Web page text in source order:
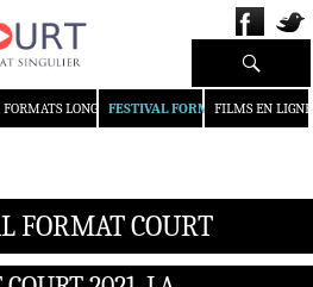
FORMATS LONGS FESTIVAL FORMAT COURT
FILMS EN LIGNE
Recherche
FORMAT COURT